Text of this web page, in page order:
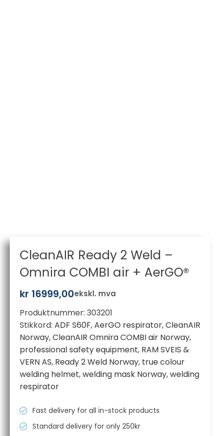
CleanAIR Ready 2 Weld –
Omnira COMBI air + AerGO®
kr 16999,00ekskl. mva
Produktnummer: 303201
Stikkord: ADF S60F,AerGO respirator,CleanAIR
Norway,CleanAIR Omnira COMBI air Norway,
professional safety equipment, RAM SVEIS &
VERN AS, Ready 2 Weld Norway, true colour
welding helmet,welding mask Norway,welding
respirator
Fast delivery for all in-stock products
Standard delivery for only 250kr